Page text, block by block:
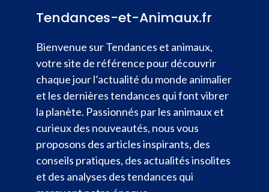
Tendances-et-Animaux.fr
Bienvenue sur Tendances et animaux,
votre site de référence pour découvrir
chaque jour l’actualité du monde animalier
et les dernières tendances qui font vibrer
la planète. Passionnés par les animaux et
curieux des nouveautés, nous vous
proposons des articles inspirants, des
conseils pratiques, des actualités insolites
et des analyses des tendances qui